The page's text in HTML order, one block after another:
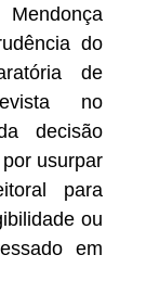
do
de
no
decisão
usurpar
para
ou
em